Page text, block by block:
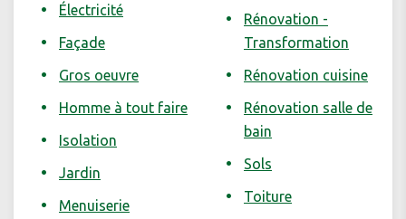
Électricité
Façade
Gros oeuvre
Homme à tout faire
Isolation
Jardin
Menuiserie
Rénovation -
Transformation
Rénovation cuisine
Rénovation salle de
bain
Sols
Toiture